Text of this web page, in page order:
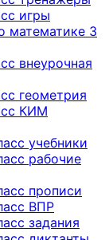
игры
математике 3
внеурочная
геометрия
КИМ
учебники
рабочие
прописи
ВПР
задания